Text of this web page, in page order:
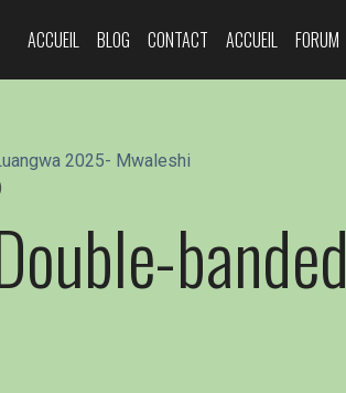
ACCUEIL BLOG CONTACT ACCUEIL FORUM
2025- Mwaleshi
banded